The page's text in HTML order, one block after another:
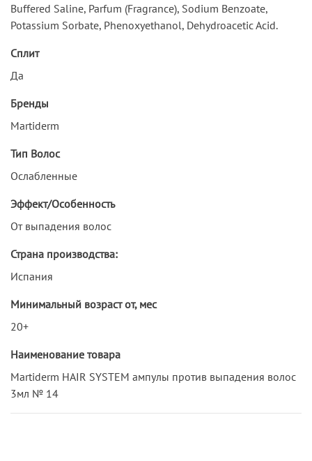
Buffered Saline, Parfum (Fragrance), Sodium Benzoate,
Potassium Sorbate, Phenoxyethanol, Dehydroacetic Acid.
Сплит
Да
Бренды
Martiderm
Тип Волос
Ослабленные
Эффект/Особенность
От выпадения волос
Страна производства:
Испания
Минимальный возраст от, мес
20+
Наименование товара
Martiderm HAIR SYSTEM ампулы против выпадения волос
3мл № 14